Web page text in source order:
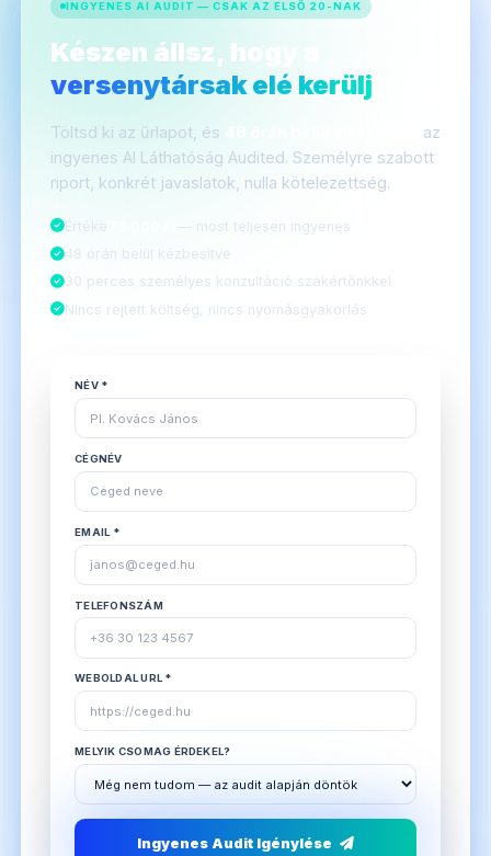
INGYENES AI AUDIT — CSAK AZ ELSŐ 20-NAK
Készen állsz, hogy a
versenytársak elé kerülj
Töltsd ki az űrlapot, és
az
ingyenes AI Láthatóság Audited. Személyre szabott
riport, konkrét javaslatok, nulla kötelezettség.
Értéke
— most teljesen ingyenes
48 órán belül kézbesítve
30 perces személyes konzultáció szakértőnkkel
Nincs rejtett költség, nincs nyomásgyakorlás
NÉV *
CÉGNÉV
EMAIL *
TELEFONSZÁM
WEBOLDAL URL *
MELYIK CSOMAG ÉRDEKEL?
Ingyenes Audit Igénylése